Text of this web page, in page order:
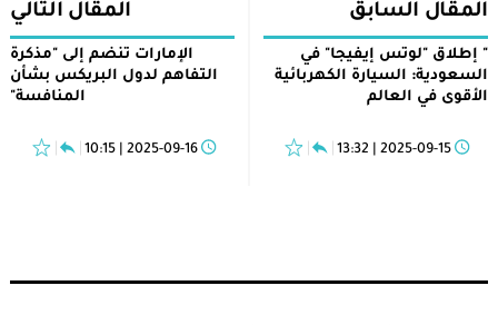
المقال السابق
" إطلاق "لوتس إيفيجا" في
السعودية: السيارة الكهربائية
الأقوى في العالم
2025-09-15 | 13:32
المقال التالي
الإمارات تنضم إلى "مذكرة
التفاهم لدول البريكس بشأن
المنافسة"
2025-09-16 | 10:15